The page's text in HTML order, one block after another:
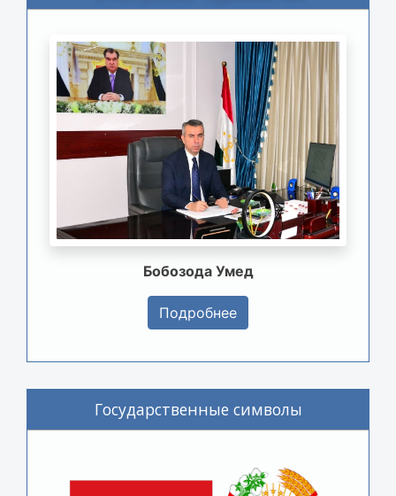
Бобозода Умед
Подробнее
Государственные символы